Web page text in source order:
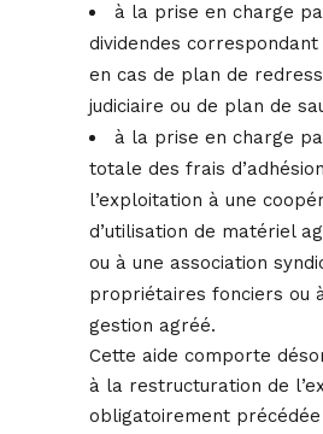
à la prise en charge
dividendes
en cas de plan de
judiciaire ou de plan de
à la prise en charge
totale des frais
l’exploitation à une
d’utilisation de matériel
ou à une association
propriétaires fonciers ou
gestion agréé.
Cette aide comporte
à la restructuration de
obligatoirement précédée